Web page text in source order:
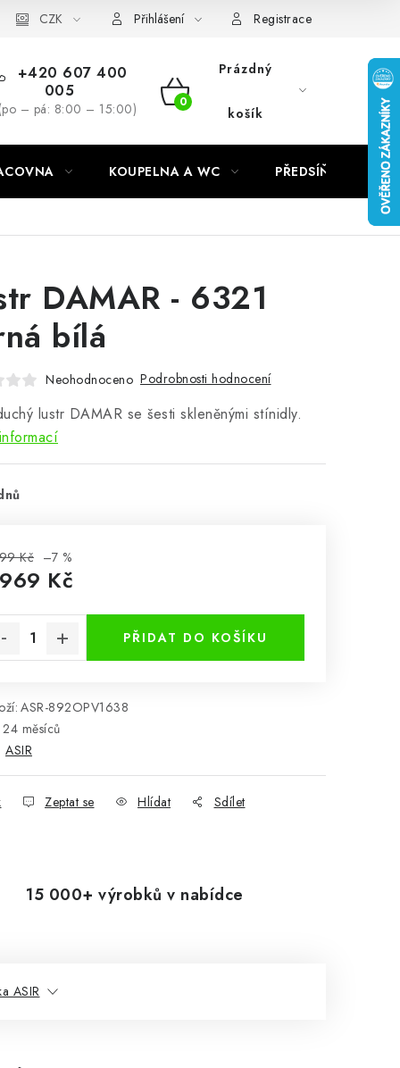
CZK Přihlášení Registrace
+420 607 400
005
– pá: 8:00 – 15:00)
NÁKUPNÍ
Prázdný
košík
KOUPELNA A WC PŘEDSÍŇ
DAMAR - 6321
bílá
Neohodnoceno Podrobnosti hodnocení
lustr DAMAR se šesti skleněnými stínidly.
Kč –7 %
Kč
PŘIDAT DO KOŠÍKU
ASR-892OPV1638
24 měsíců
ASIR
Zeptat se Hlídat Sdílet
15 000+ výrobků v nabídce
ASIR